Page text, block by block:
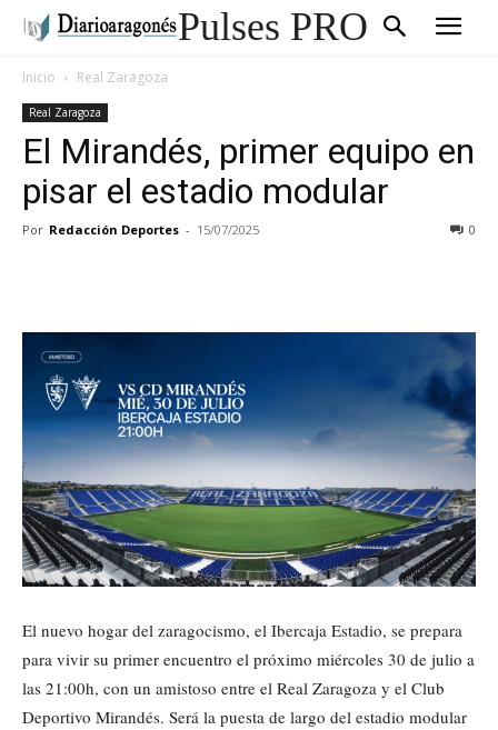
Pulses PRO
Inicio Real Zaragoza
Real Zaragoza
El Mirandés, primer equipo en
pisar el estadio modular
Por Redacción Deportes - 15/07/2025 0
El nuevo hogar del zaragocismo, el Ibercaja Estadio, se prepara
para vivir su primer encuentro el próximo miércoles 30 de julio a
las 21:00h, con un amistoso entre el Real Zaragoza y el Club
Deportivo Mirandés. Será la puesta de largo del estadio modular